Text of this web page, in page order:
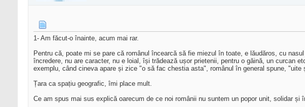
1- Am făcut-o înainte, acum mai rar.
Pentru că, poate mi se pare că românul încearcă să fie miezul în toate, e lăudăros, cu
încredere, nu are caracter, nu e loial, își trădează ușor prietenii, pentru o găină, un curcan
exemplu, când cineva apare și zice "o să fac chestia asta", românul în general spune,
Țara ca spațiu geografic, îmi place mult.
Ce am spus mai sus explică oarecum de ce noi românii nu suntem un popor unit, solidar și